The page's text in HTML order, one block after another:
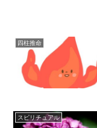
四柱推命
スピリチュアル